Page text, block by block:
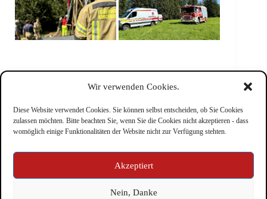
Wir verwenden Cookies.
Diese Website verwendet Cookies. Sie können selbst entscheiden, ob Sie Cookies
zulassen möchten. Bitte beachten Sie, wenn Sie die Cookies nicht akzeptieren - dass
womöglich einige Funktionalitäten der Website nicht zur Verfügung stehten.
Akzeptiert
Nein, Danke